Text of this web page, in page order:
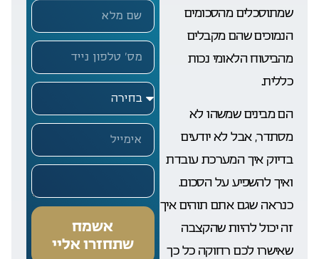
אשמח
שתחזרו אליי
שמתוסכלים מהסכומים
הנמוכים שהם מקבלים
מהביטוח הלאומי נכות
כללית.
הם מבינים שמשהו לא
מסתדר, אבל לא יודעים
בדיוק איך המערכת עובדת
ואיך להשפיע על הסכום.
כנראה שגם אתם תוהים איך
זה יכול להיות שהקצבה
שאישרו לכם רחוקה כל כך